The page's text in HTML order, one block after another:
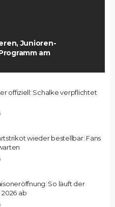
Junioren-
am
offiziell: Schalke verpflichtet
wieder bestellbar: Fans
So läuft der
2026 ab